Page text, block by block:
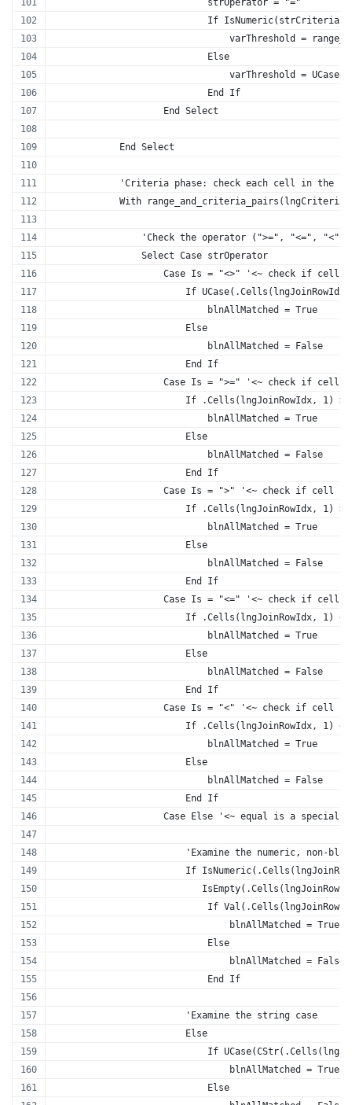
If IsNumeric(strCriteria)
varThreshold =
                            Else
varThreshold =
                            End If
                    End Select
            End Select
'Criteria phase: check each cell in the
With
'Check the operator (">=", "<=", "<",
                Select Case strOperator
Case Is = "<>" '<~ check if cell
If
                            blnAllMatched = True
                        Else
                            blnAllMatched = False
                        End If
Case Is = ">=" '<~ check if cell
If .Cells(lngJoinRowIdx, 1)
                            blnAllMatched = True
                        Else
                            blnAllMatched = False
                        End If
Case Is = ">" '<~ check if cell
If .Cells(lngJoinRowIdx, 1) >
                            blnAllMatched = True
                        Else
                            blnAllMatched = False
                        End If
Case Is = "<=" '<~ check if cell
If .Cells(lngJoinRowIdx, 1)
                            blnAllMatched = True
                        Else
                            blnAllMatched = False
                        End If
Case Is = "<" '<~ check if cell
If .Cells(lngJoinRowIdx, 1) <
                            blnAllMatched = True
                        Else
                            blnAllMatched = False
                        End If
Case Else '<~ equal is a special
'Examine the numeric, non-
If
If
                                blnAllMatched = True
                            Else
                                blnAllMatched = False
                            End If
                        'Examine the string case
                        Else
If
                                blnAllMatched = True
                            Else